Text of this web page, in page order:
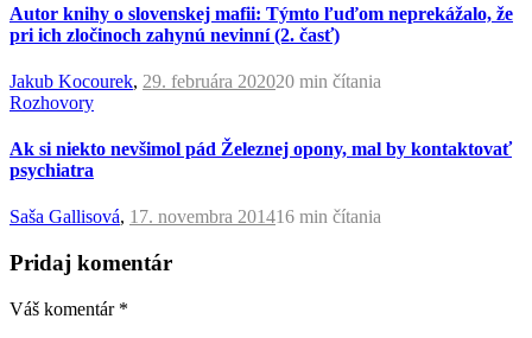
Autor knihy o slovenskej mafii: Týmto ľuďom neprekážalo, že
pri ich zločinoch zahynú nevinní (2. časť)
Jakub Kocourek, 29. februára 202020 min čítania
Rozhovory
Ak si niekto nevšimol pád Železnej opony, mal by kontaktovať
psychiatra
Saša Gallisová, 17. novembra 201416 min čítania
Pridaj komentár
Váš komentár *